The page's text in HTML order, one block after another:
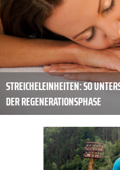
STREICHELEINHEITEN: SO
DER REGENERATIONSPHASE